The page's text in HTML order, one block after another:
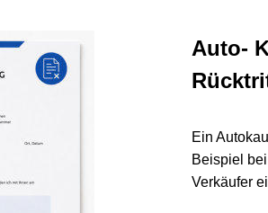
Auto-
Rücktritt
Ein Autokauf
Beispiel bei
Verkäufer